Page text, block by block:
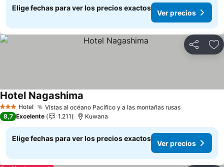
Elige fechas para ver los precios exactos
Ver precios
Compartir
3 Estrellas
Hotel Vistas al océano Pacífico y a las montañas rusasVer precios
Hotel Nagashima
8,7 Excelente 1.211 Kuwana
Elige fechas para ver los precios exactos
Ver precios